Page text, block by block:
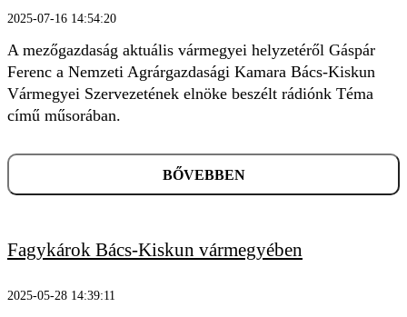
2025-07-16 14:54:20
A mezőgazdaság aktuális vármegyei helyzetéről Gáspár
Ferenc a Nemzeti Agrárgazdasági Kamara Bács-Kiskun
Vármegyei Szervezetének elnöke beszélt rádiónk Téma
című műsorában.
BŐVEBBEN
Fagykárok Bács-Kiskun vármegyében
2025-05-28 14:39:11